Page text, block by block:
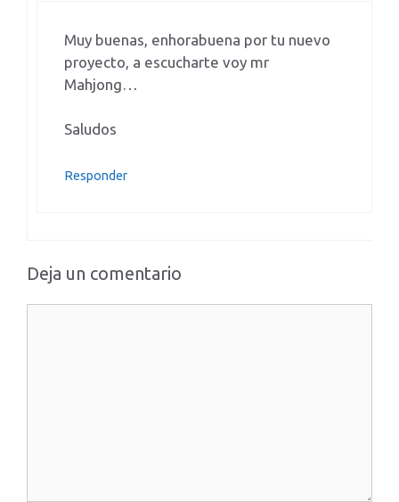
Muy buenas, enhorabuena por tu nuevo
proyecto, a escucharte voy mr
Mahjong…
Saludos
Responder
Deja un comentario